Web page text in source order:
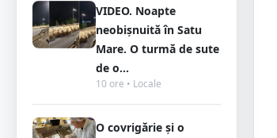
VIDEO. Noapte
neobișnuită în Satu
Mare. O turmă de sute
de o...
10 ore • Locale
O covrigărie și o